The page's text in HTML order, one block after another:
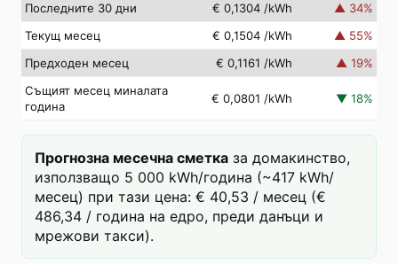
Последните 30 дни
€ 0,1304 /kWh ▲ 34%
Текущ месец
€ 0,1504 /kWh ▲ 55%
Предходен месец
€ 0,1161 /kWh ▲ 19%
Същият месец миналата
година
€ 0,0801 /kWh ▼ 18%
Прогнозна месечна сметка за домакинство,
използващо 5 000 kWh/година (~417 kWh/
месец) при тази цена: € 40,53 / месец (€
486,34 / година на едро, преди данъци и
мрежови такси).